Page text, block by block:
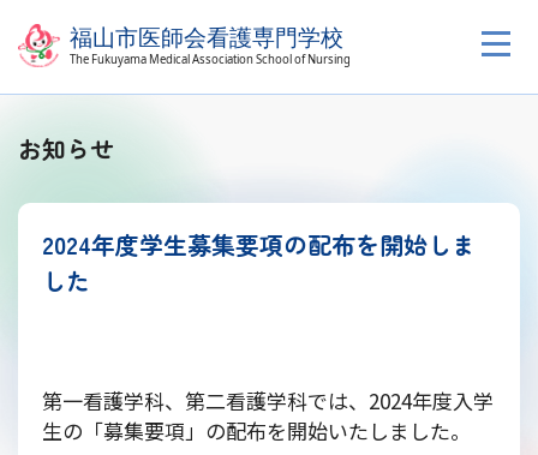
お知らせ
2024年度学生募集要項の配布を開始しま
した
第一看護学科、第二看護学科では、2024年度入学
生の「募集要項」の配布を開始いたしました。